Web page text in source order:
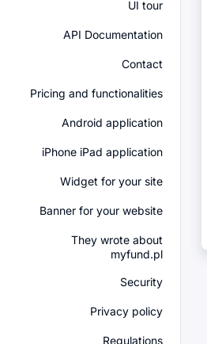
UI tour
API Documentation
Contact
Pricing and functionalities
Android application
iPhone iPad application
Widget for your site
Banner for your website
They wrote about
myfund.pl
Security
Privacy policy
Regulations